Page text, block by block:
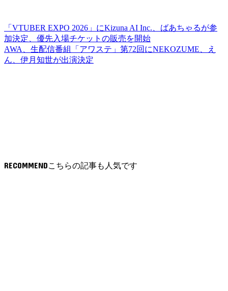
「VTUBER EXPO 2026」にKizuna AI Inc.、ばあちゃるが参
加決定、優先入場チケットの販売を開始
AWA、生配信番組「アワステ」第72回にNEKOZUME、え
ん、伊月知世が出演決定
RECOMMEND